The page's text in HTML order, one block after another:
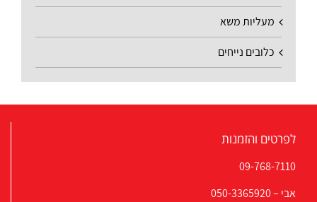
מעליות משא
כלובים נייחים
לפרטים והזמנות
09-768-7110
אבי –050-3365920